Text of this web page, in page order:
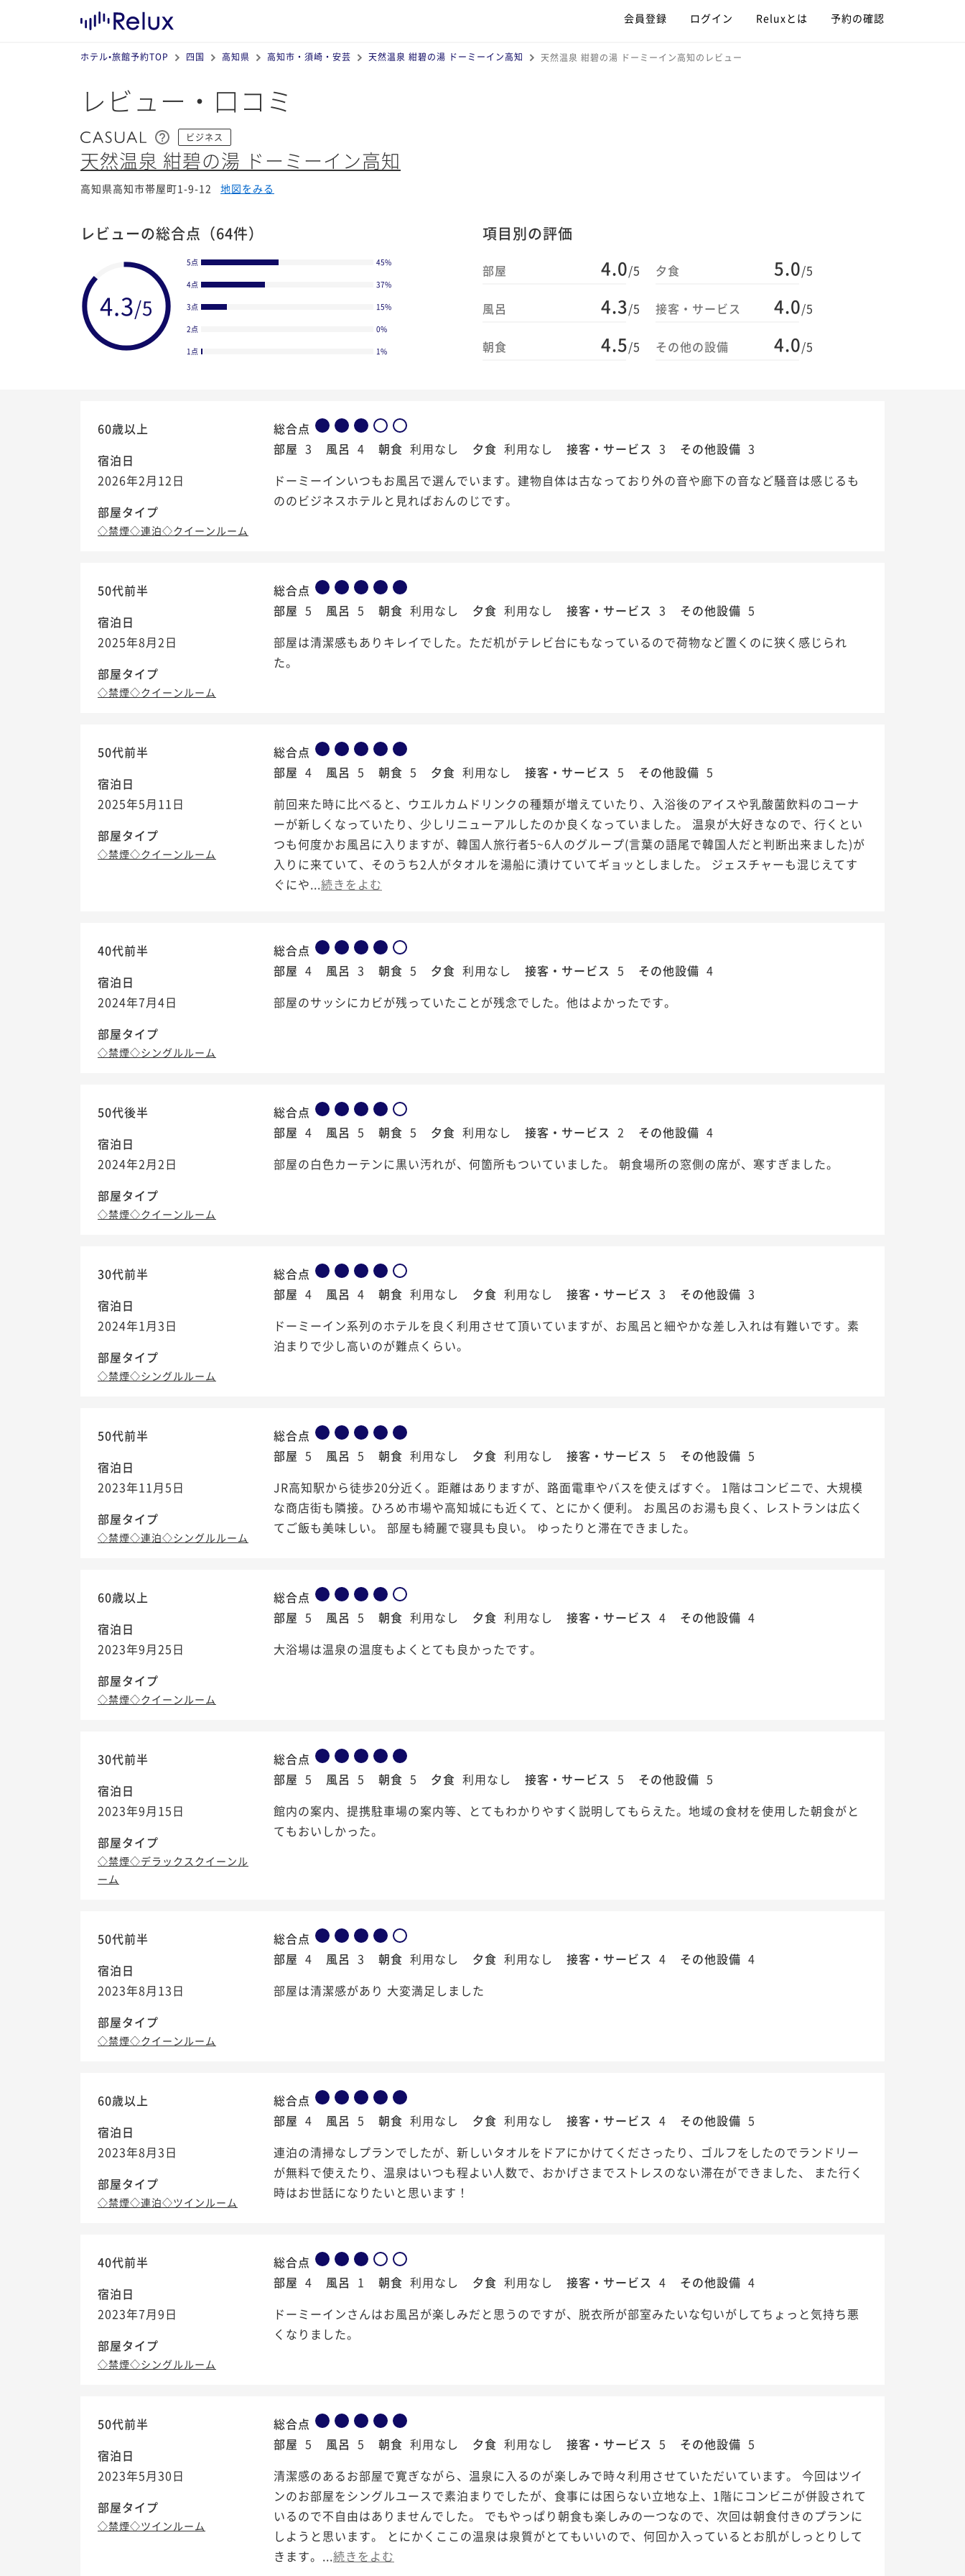
会員登録 ログイン Reluxとは 予約の確認
ホテル•旅館予約TOP 四国 高知県 高知市・須崎・安芸 天然温泉 紺碧の湯 ドーミーイン高知 天然温泉 紺碧の湯 ドーミーイン高知のレビュー
レビュー・口コミ
ビジネス
天然温泉 紺碧の湯 ドーミーイン高知
高知県高知市帯屋町1-9-12 地図をみる
レビューの総合点 （64件）
/5
5点 45%
4点 37%
3点 15%
2点 0%
1点 1%
項目別の評価
部屋 4.0/5
風呂 4.3/5
朝食 4.5/5
夕食 5.0/5
接客・サービス 4.0/5
その他の設備 4.0/5
60歳以上
宿泊日
2026年2月12日
部屋タイプ
◇禁煙◇連泊◇クイーンルーム
総合点
部屋 3 風呂 4 朝食 利用なし 夕食 利用なし 接客・サービス 3 その他設備 3
ドーミーインいつもお風呂で選んでいます。建物自体は古なっており外の音や廊下の音など騒音は感じるも
ののビジネスホテルと見ればおんのじです。
50代前半
宿泊日
2025年8月2日
部屋タイプ
◇禁煙◇クイーンルーム
総合点
部屋 5 風呂 5 朝食 利用なし 夕食 利用なし 接客・サービス 3 その他設備 5
部屋は清潔感もありキレイでした。ただ机がテレビ台にもなっているので荷物など置くのに狭く感じられ
た。
50代前半
宿泊日
2025年5月11日
部屋タイプ
◇禁煙◇クイーンルーム
総合点
部屋 4 風呂 5 朝食 5 夕食 利用なし 接客・サービス 5 その他設備 5
前回来た時に比べると、ウエルカムドリンクの種類が増えていたり、入浴後のアイスや乳酸菌飲料のコーナ
ーが新しくなっていたり、少しリニューアルしたのか良くなっていました。 温泉が大好きなので、行くとい
つも何度かお風呂に入りますが、韓国人旅行者5~6人のグループ(言葉の語尾で韓国人だと判断出来ました)が
入りに来ていて、そのうち2人がタオルを湯船に漬けていてギョッとしました。 ジェスチャーも混じえてす
ぐにや...続きをよむ
40代前半
宿泊日
2024年7月4日
部屋タイプ
◇禁煙◇シングルルーム
総合点
部屋 4 風呂 3 朝食 5 夕食 利用なし 接客・サービス 5 その他設備 4
部屋のサッシにカビが残っていたことが残念でした。他はよかったです。
50代後半
宿泊日
2024年2月2日
部屋タイプ
◇禁煙◇クイーンルーム
総合点
部屋 4 風呂 5 朝食 5 夕食 利用なし 接客・サービス 2 その他設備 4
部屋の白色カーテンに黒い汚れが、何箇所もついていました。 朝食場所の窓側の席が、寒すぎました。
30代前半
宿泊日
2024年1月3日
部屋タイプ
◇禁煙◇シングルルーム
総合点
部屋 4 風呂 4 朝食 利用なし 夕食 利用なし 接客・サービス 3 その他設備 3
ドーミーイン系列のホテルを良く利用させて頂いていますが、お風呂と細やかな差し入れは有難いです。素
泊まりで少し高いのが難点くらい。
50代前半
宿泊日
2023年11月5日
部屋タイプ
◇禁煙◇連泊◇シングルルーム
総合点
部屋 5 風呂 5 朝食 利用なし 夕食 利用なし 接客・サービス 5 その他設備 5
JR高知駅から徒歩20分近く。距離はありますが、路面電車やバスを使えばすぐ。 1階はコンビニで、大規模
な商店街も隣接。ひろめ市場や高知城にも近くて、とにかく便利。 お風呂のお湯も良く、レストランは広く
てご飯も美味しい。 部屋も綺麗で寝具も良い。 ゆったりと滞在できました。
60歳以上
宿泊日
2023年9月25日
部屋タイプ
◇禁煙◇クイーンルーム
総合点
部屋 5 風呂 5 朝食 利用なし 夕食 利用なし 接客・サービス 4 その他設備 4
大浴場は温泉の温度もよくとても良かったです。
30代前半
宿泊日
2023年9月15日
部屋タイプ
◇禁煙◇デラックスクイーンル
ーム
総合点
部屋 5 風呂 5 朝食 5 夕食 利用なし 接客・サービス 5 その他設備 5
館内の案内、提携駐車場の案内等、とてもわかりやすく説明してもらえた。地域の食材を使用した朝食がと
てもおいしかった。
50代前半
宿泊日
2023年8月13日
部屋タイプ
◇禁煙◇クイーンルーム
総合点
部屋 4 風呂 3 朝食 利用なし 夕食 利用なし 接客・サービス 4 その他設備 4
部屋は清潔感があり 大変満足しました
60歳以上
宿泊日
2023年8月3日
部屋タイプ
◇禁煙◇連泊◇ツインルーム
総合点
部屋 4 風呂 5 朝食 利用なし 夕食 利用なし 接客・サービス 4 その他設備 5
連泊の清掃なしプランでしたが、新しいタオルをドアにかけてくださったり、ゴルフをしたのでランドリー
が無料で使えたり、温泉はいつも程よい人数で、おかげさまでストレスのない滞在ができました、 また行く
時はお世話になりたいと思います！
40代前半
宿泊日
2023年7月9日
部屋タイプ
◇禁煙◇シングルルーム
総合点
部屋 4 風呂 1 朝食 利用なし 夕食 利用なし 接客・サービス 4 その他設備 4
ドーミーインさんはお風呂が楽しみだと思うのですが、脱衣所が部室みたいな匂いがしてちょっと気持ち悪
くなりました。
50代前半
宿泊日
2023年5月30日
部屋タイプ
◇禁煙◇ツインルーム
総合点
部屋 5 風呂 5 朝食 利用なし 夕食 利用なし 接客・サービス 5 その他設備 5
清潔感のあるお部屋で寛ぎながら、温泉に入るのが楽しみで時々利用させていただいています。 今回はツイ
ンのお部屋をシングルユースで素泊まりでしたが、食事には困らない立地な上、1階にコンビニが併設されて
いるので不自由はありませんでした。 でもやっぱり朝食も楽しみの一つなので、次回は朝食付きのプランに
しようと思います。 とにかくここの温泉は泉質がとてもいいので、何回か入っているとお肌がしっとりして
きます。...続きをよむ